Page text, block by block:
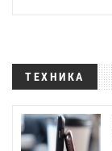
ТЕХНИКА